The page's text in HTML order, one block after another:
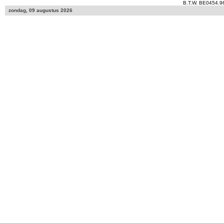
B.T.W.
zondag, 09 augustus 2026